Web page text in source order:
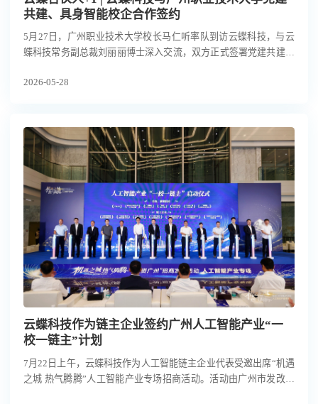
共建、具身智能校企合作签约
5月27日，广州职业技术大学校长马仁听率队到访云蝶科技，与云
蝶科技常务副总裁刘丽丽博士深入交流，双方正式签署党建共建及
人才链、产业链”的关键一步。
2026-05-28
云蝶科技作为链主企业签约广州人工智能产业“一
校一链主”计划
7月22日上午，云蝶科技作为人工智能链主企业代表受邀出席“机遇
之城 热气腾腾”人工智能产业专场招商活动。活动由广州市发改委